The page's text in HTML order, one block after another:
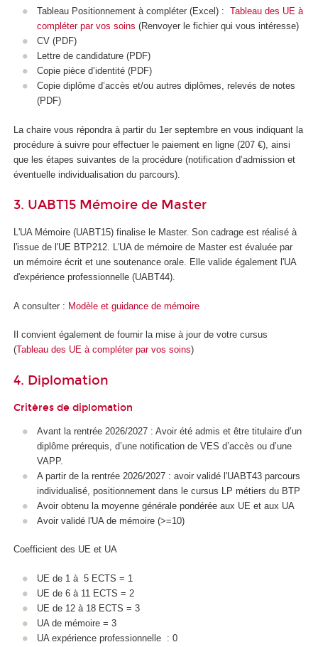
Tableau Positionnement à compléter (Excel) : Tableau des UE à
compléter par vos soins (Renvoyer le fichier qui vous intéresse)
CV (PDF)
Lettre de candidature (PDF)
Copie pièce d’identité (PDF)
Copie diplôme d’accès et/ou autres diplômes, relevés de notes
(PDF)
La chaire vous répondra à partir du 1er septembre en vous indiquant la
procédure à suivre pour effectuer le paiement en ligne (207 €), ainsi
que les étapes suivantes de la procédure (notification d’admission et
éventuelle individualisation du parcours).
3. UABT15 Mémoire de Master
L'UAMémoire (UABT15) finalise le Master. Son cadrage est réalisé à
l'issue de l'UE BTP212. L'UAde mémoire de Master est évaluée par
un mémoire écrit et une soutenance orale. Elle valide également l'UA
d'expérience professionnelle (UABT44).
A consulter : Modèle et guidance de mémoire
Il convient également de fournir la mise à jour de votre cursus
(Tableau des UE à compléter par vos soins)
4. Diplomation
Critères de diplomation
Avant la rentrée 2026/2027 : Avoir été admis et être titulaire d’un
diplôme prérequis, d’une notification de VES d’accès ou d’une
VAPP.​​​​​​
A partir de la rentrée 2026/2027 : avoir validé l'UABT43 parcours
individualisé, positionnement dans le cursus LP métiers du BTP
Avoir obtenu la moyenne générale pondérée aux UE et aux UA
Avoir validé l'UAde mémoire (>=10)
Coefficient des UE et UA
UE de 1 à 5 ECTS = 1
UE de 6 à 11 ECTS = 2
UE de 12 à 18 ECTS = 3
UAde mémoire = 3
UAexpérience professionnelle : 0